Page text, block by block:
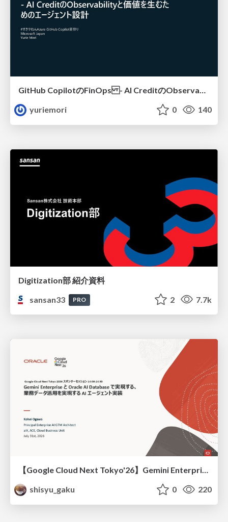
GitHub CopilotのFinOps - AI CreditのObservabilityと価値を生むためのエージェント設計
yuriemori
0 140
Digitization部 紹介資料
sansan33
PRO 2 7.7k
【Google Cloud Next Tokyo'26】Gemini Enterprise と Oracle AI Database で実現する、 業務データ活用を実現する AI エージェント実装
shisyu_gaku
0 220